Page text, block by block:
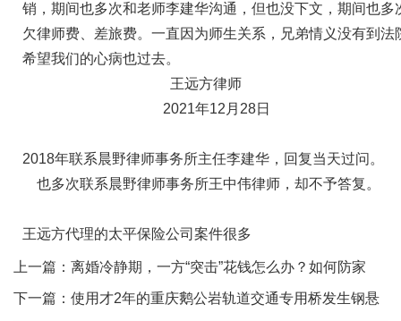
销，期间也多次和老师李建华沟通，但也没下文，期间也
欠律师费、差旅费。一直因为师生关系，兄弟情义没有到法
希望我们的心病也过去。
王远方律师
2021年12月28日
2018年联系晨野律师事务所主任李建华 ，回复当天过问。
也多次联系晨野律师事务所王中伟律师，却不予答复。
王远方代理的太平保险公司案件很多
上一篇： 离婚冷静期，一方“突击”花钱怎么办？如何防家
暴？婚姻法专家解析
下一篇： 使用才2年的重庆鹅公岩轨道交通专用桥发生钢悬